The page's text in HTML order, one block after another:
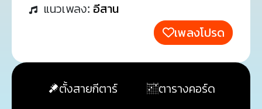
แนวเพลง: อีสาน
เพลงโปรด
ตั้งสายกีตาร์
ตารางคอร์ด